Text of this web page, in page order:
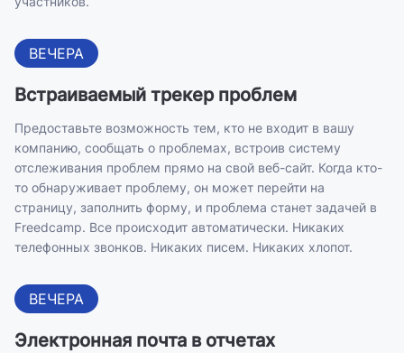
ВЕЧЕРА
Встраиваемый трекер проблем
Предоставьте возможность тем, кто не входит в вашу
компанию, сообщать о проблемах, встроив систему
отслеживания проблем прямо на свой веб-сайт. Когда кто-
то обнаруживает проблему, он может перейти на
страницу, заполнить форму, и проблема станет задачей в
Freedcamp. Все происходит автоматически. Никаких
телефонных звонков. Никаких писем. Никаких хлопот.
ВЕЧЕРА
Электронная почта в отчетах